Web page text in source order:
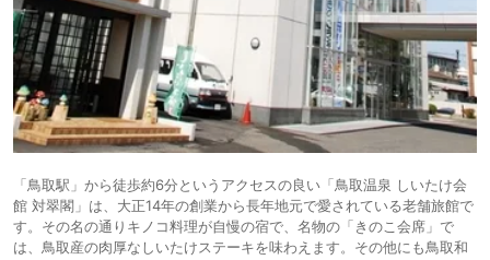
「鳥取駅」から徒歩約6分というアクセスの良い「鳥取温泉 しいたけ会
館 対翠閣」は、大正14年の創業から長年地元で愛されている老舗旅館で
す。その名の通りキノコ料理が自慢の宿で、名物の「きのこ会席」で
は、鳥取産の肉厚なしいたけステーキを味わえます。その他にも鳥取和